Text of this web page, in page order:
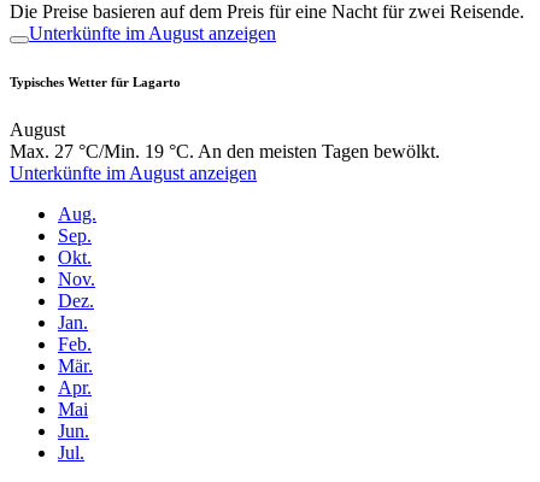
Die Preise basieren auf dem Preis für eine Nacht für zwei Reisende.
Unterkünfte im August anzeigen
Typisches Wetter für Lagarto
August
Max. 27 °C/Min. 19 °C. An den meisten Tagen bewölkt.
Unterkünfte im August anzeigen
Aug.
Sep.
Okt.
Nov.
Dez.
Jan.
Feb.
Mär.
Apr.
Mai
Jun.
Jul.